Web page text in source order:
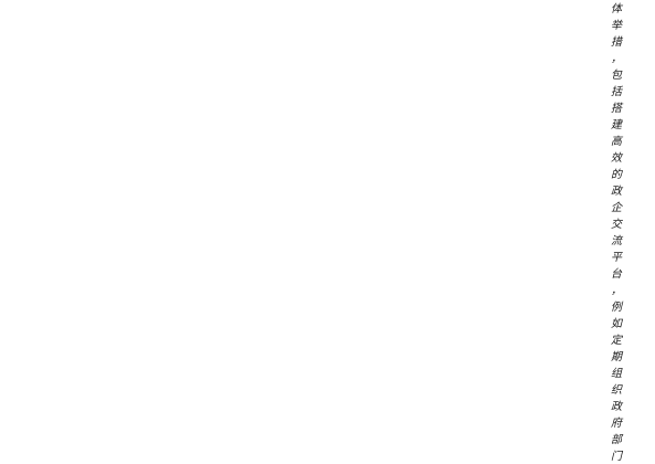
体
举
措
，
包
括
搭
建
高
效
的
政
企
交
流
平
台
，
例
如
定
期
组
织
政
府
部
门